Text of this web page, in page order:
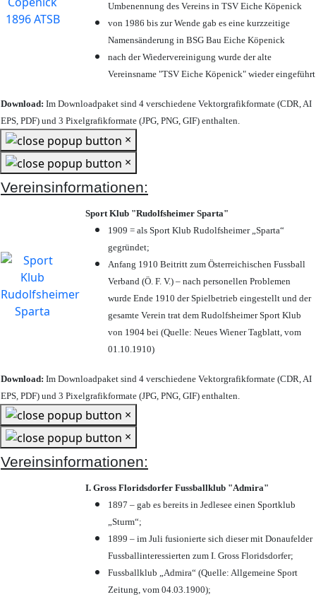
Umbenennung des Vereins in TSV Eiche Köpenick
von 1986 bis zur Wende gab es eine kurzzeitige
Namensänderung in BSG Bau Eiche Köpenick
nach der Wiedervereinigung wurde der alte
Vereinsname "TSV Eiche Köpenick" wieder eingeführt
Download: Im Downloadpaket sind 4 verschiedene Vektorgrafikformate (CDR, AI
EPS, PDF) und 3 Pixelgrafikformate (JPG, PNG, GIF) enthalten.
×
×
Vereinsinformationen:
Sport Klub "Rudolfsheimer Sparta"
1909 = als Sport Klub Rudolfsheimer „Sparta“
gegründet;
Anfang 1910 Beitritt zum Österreichischen Fussball
Verband (Ö. F. V.) – nach personellen Problemen
wurde Ende 1910 der Spielbetrieb eingestellt und der
gesamte Verein trat dem Rudolfsheimer Sport Klub
von 1904 bei (Quelle: Neues Wiener Tagblatt, vom
01.10.1910)
Download: Im Downloadpaket sind 4 verschiedene Vektorgrafikformate (CDR, AI
EPS, PDF) und 3 Pixelgrafikformate (JPG, PNG, GIF) enthalten.
×
×
Vereinsinformationen:
I. Gross Floridsdorfer Fussballklub "Admira"
1897 – gab es bereits in Jedlesee einen Sportklub
„Sturm“;
1899 – im Juli fusionierte sich dieser mit Donaufelder
Fussballinteressierten zum I. Gross Floridsdorfer;
Fussballklub „Admira“ (Quelle: Allgemeine Sport
Zeitung, vom 04.03.1900);